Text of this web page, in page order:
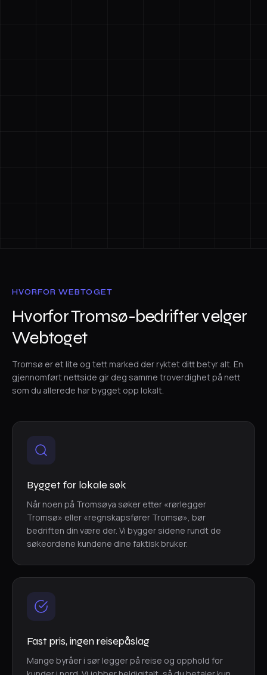
HVORFOR WEBTOGET
Hvorfor Tromsø-bedrifter velger
Webtoget
Tromsø er et lite og tett marked der ryktet ditt betyr alt. En
gjennomført nettside gir deg samme troverdighet på nett
som du allerede har bygget opp lokalt.
Bygget for lokale søk
Når noen på Tromsøya søker etter «rørlegger
Tromsø» eller «regnskapsfører Tromsø», bør
bedriften din være der. Vi bygger sidene rundt de
søkeordene kundene dine faktisk bruker.
Fast pris, ingen reisepåslag
Mange byråer i sør legger på reise og opphold for